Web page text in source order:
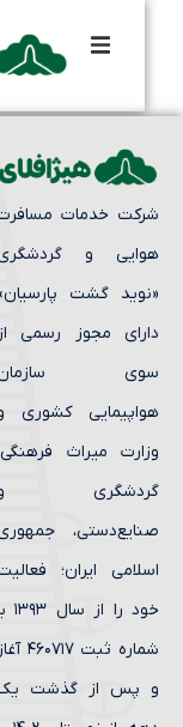
خدمات مسافرت
و گردشگری
گشت پارسیان»
مجوز رسمی از
سازمان
کشوری و
میراث فرهنگی،
و
جمهوری
ایران؛ فعالیت
خود را از سال ۱۳۹۳ با
شماره ثبت ۴۶۰۷۱۷ آغاز
پس از گذشت یک